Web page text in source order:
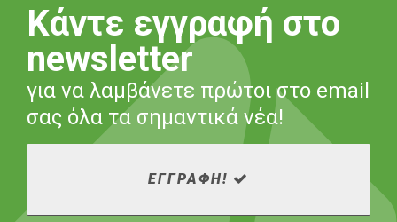
Κάντε εγγραφή στο
newsletter
για να λαμβάνετε πρώτοι στο email
σας όλα τα σημαντικά νέα!
ΕΓΓΡΑΦΗ!